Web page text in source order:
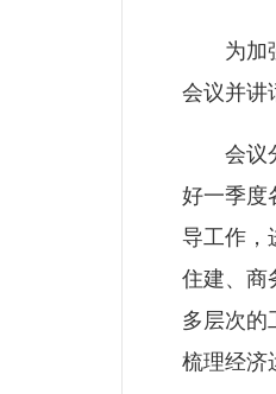
为加强
会议并讲
会议分
好一季度
导工作，
住建、商
多层次的
梳理经济